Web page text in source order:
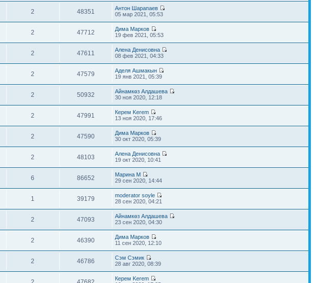
2 48351
Антон Шарапаев
05 мар 2021, 05:53
2 47712
Дима Марков
19 фев 2021, 05:53
2 47611
Алена Денисовна
08 фев 2021, 04:33
2 47579
Аделя Ашмакын
19 янв 2021, 05:39
2 50932
Айнамкөз Алдашева
30 ноя 2020, 12:18
2 47991
Керем Kerem
13 ноя 2020, 17:46
2 47590
Дима Марков
30 окт 2020, 05:39
2 48103
Алена Денисовна
19 окт 2020, 10:41
6 86652
Марина М
29 сен 2020, 14:44
1 39179
moderator soyle
28 сен 2020, 04:21
2 47093
Айнамкөз Алдашева
23 сен 2020, 04:30
2 46390
Дима Марков
11 сен 2020, 12:10
2 46786
Сэм Сэмик
28 авг 2020, 08:39
Керем Kerem